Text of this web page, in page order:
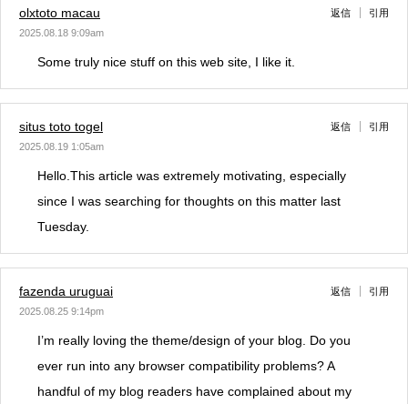
olxtoto macau
2025.08.18 9:09am
返信 引用
Some truly nice stuff on this web site, I like it.
situs toto togel
2025.08.19 1:05am
返信 引用
Hello.This article was extremely motivating, especially
since I was searching for thoughts on this matter last
Tuesday.
fazenda uruguai
2025.08.25 9:14pm
返信 引用
I’m really loving the theme/design of your blog. Do you
ever run into any browser compatibility problems? A
handful of my blog readers have complained about my